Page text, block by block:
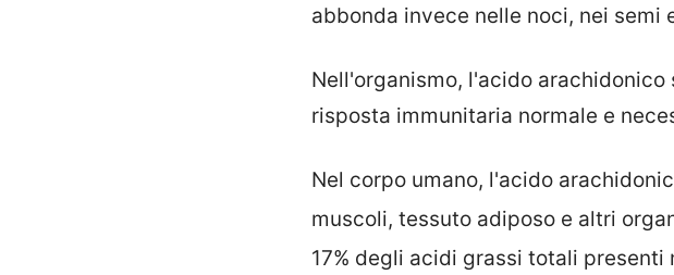
abbonda invece nelle noci, nei semi
Nell'organismo, l'acido arachidonico
risposta immunitaria normale e
Nel corpo umano, l'acido
muscoli, tessuto adiposo e altri
17% degli acidi grassi totali